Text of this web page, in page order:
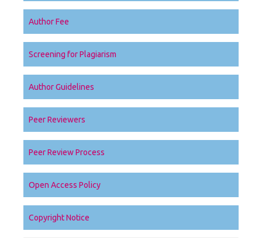
Author Fee
Screening for Plagiarism
Author Guidelines
Peer Reviewers
Peer Review Process
Open Access Policy
Copyright Notice